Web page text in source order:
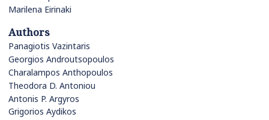
Marilena Eirinaki
Authors
Panagiotis Vazintaris
Georgios Androutsopoulos
Charalampos Anthopoulos
Theodora D. Antoniou
Antonis P. Argyros
Grigorios Aydikos